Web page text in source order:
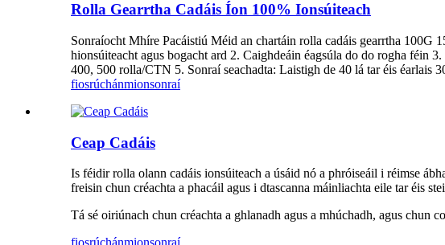
Rolla Gearrtha Cadáis Íon 100% Ionsúiteach
Sonraíocht Mhíre Pacáistiú Méid an chartáin rolla cadáis gearrtha
hionsúiteacht agus bogacht ard 2. Caighdeáin éagsúla do do rogha féin
400, 500 rolla/CTN 5. Sonraí seachadta: Laistigh de 40 lá tar éis éarlais
fiosrúchánmionsonraí
Ceap Cadáis
Is féidir rolla olann cadáis ionsúiteach a úsáid nó a phróiseáil i réimse
freisin chun créachta a phacáil agus i dtascanna máinliachta eile tar éis
Tá sé oiriúnach chun créachta a ghlanadh agus a mhúchadh, agus